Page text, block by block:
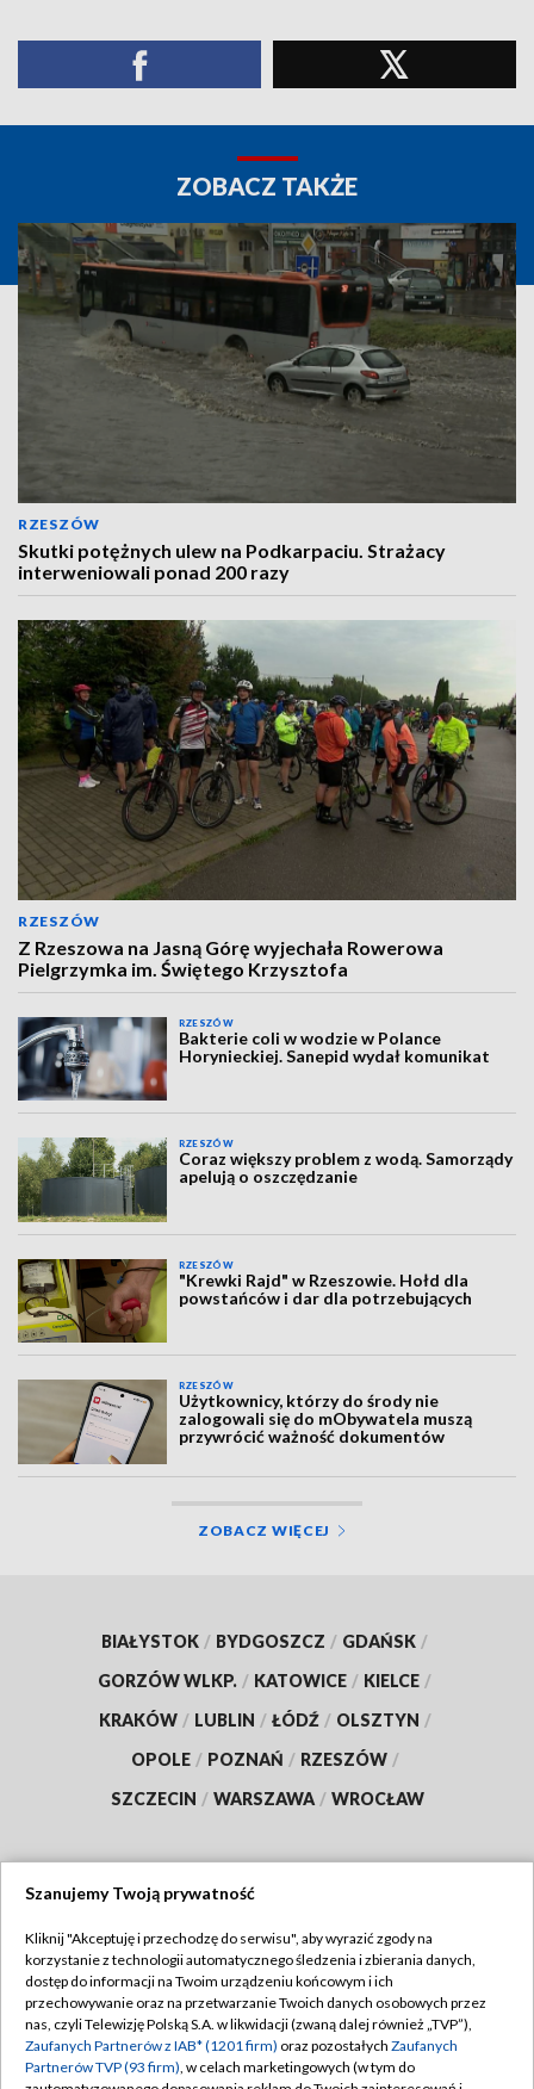
ZOBACZ TAKŻE
RZESZÓW
Skutki potężnych ulew na Podkarpaciu. Strażacy
interweniowali ponad 200 razy
RZESZÓW
Z Rzeszowa na Jasną Górę wyjechała Rowerowa
Pielgrzymka im. Świętego Krzysztofa
RZESZÓW
Bakterie coli w wodzie w Polance
Horynieckiej. Sanepid wydał komunikat
RZESZÓW
Coraz większy problem z wodą. Samorządy
apelują o oszczędzanie
RZESZÓW
"Krewki Rajd" w Rzeszowie. Hołd dla
powstańców i dar dla potrzebujących
RZESZÓW
Użytkownicy, którzy do środy nie
zalogowali się do mObywatela muszą
przywrócić ważność dokumentów
ZOBACZ WIĘCEJ
BIAŁYSTOK / BYDGOSZCZ / GDAŃSK /
GORZÓW WLKP. / KATOWICE / KIELCE /
KRAKÓW / LUBLIN / ŁÓDŹ / OLSZTYN /
OPOLE / POZNAŃ / RZESZÓW /
SZCZECIN / WARSZAWA / WROCŁAW
TVP
Abonament TVP
Emisja w TVP
Centrum informacji TVP
Regulamin TVP
Polityka prywatności
Szanujemy Twoją prywatność
Kliknij "Akceptuję i przechodzę do serwisu", aby wyrazić zgody na
korzystanie z technologii automatycznego śledzenia i zbierania danych,
dostęp do informacji na Twoim urządzeniu końcowym i ich
przechowywanie oraz na przetwarzanie Twoich danych osobowych przez
nas, czyli Telewizję Polską S.A. w likwidacji (zwaną dalej również „TVP”),
Zaufanych Partnerów z IAB* (1201 firm) oraz pozostałych Zaufanych
Partnerów TVP (93 firm), w celach marketingowych (w tym do